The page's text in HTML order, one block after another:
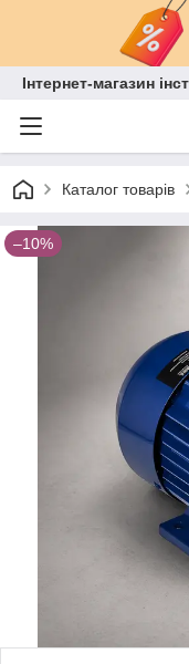
Інтернет-магазин
Каталог товарів
–10%